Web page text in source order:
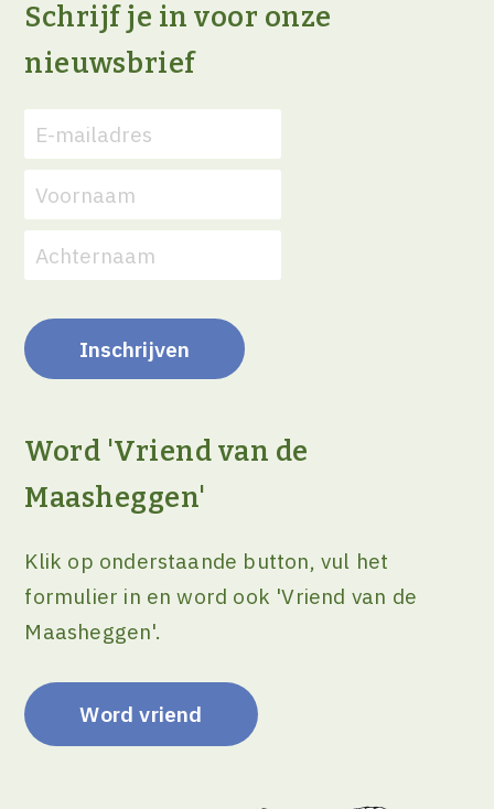
Schrijf je in voor onze
nieuwsbrief
Word 'Vriend van de
Maasheggen'
Klik op onderstaande button, vul het
formulier in en word ook 'Vriend van de
Maasheggen'.
Word vriend